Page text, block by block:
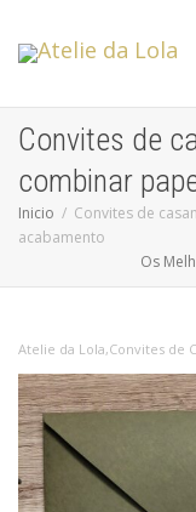
Convites de
combinar
Inicio
Convites de
acabamento
Os
Atelie da Lola,Convites de